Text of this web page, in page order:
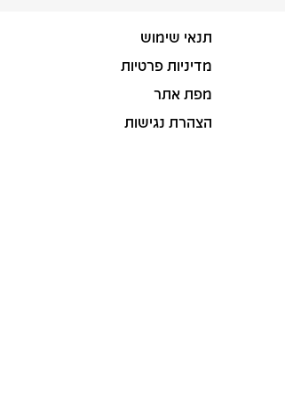
תנאי שימוש
מדיניות פרטיות
מפת אתר
הצהרת נגישות